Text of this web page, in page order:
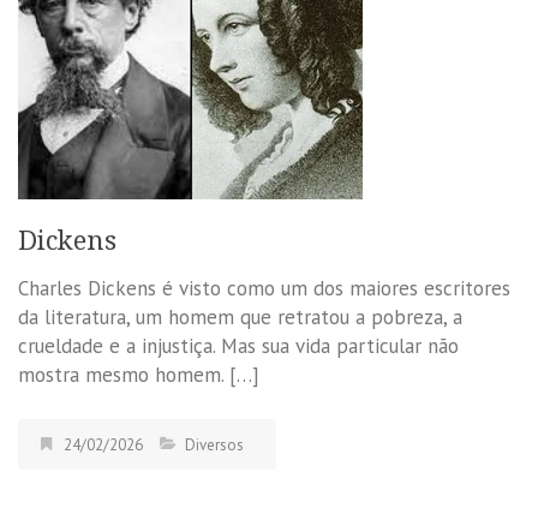
Dickens
Charles Dickens é visto como um dos maiores escritores
da literatura, um homem que retratou a pobreza, a
crueldade e a injustiça. Mas sua vida particular não
mostra mesmo homem. […]
24/02/2026 Diversos